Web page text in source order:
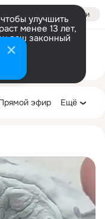
Войти
улучшить
менее 13 лет,
ваш законный
эфир Ещё